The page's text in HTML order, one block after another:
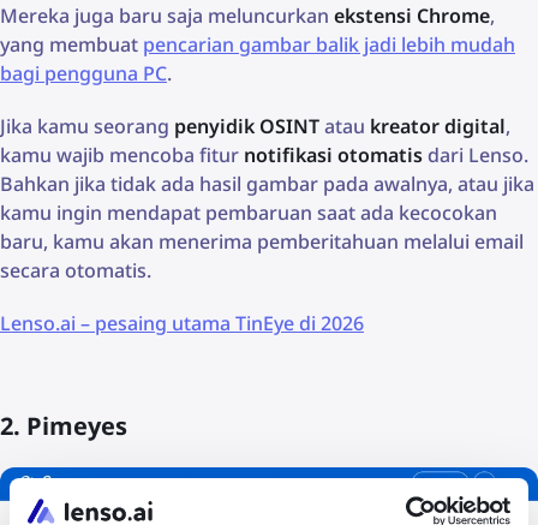
Mereka juga baru saja meluncurkan ekstensi Chrome,
yang membuat pencarian gambar balik jadi lebih mudah
bagi pengguna PC.
Jika kamu seorang penyidik OSINTatau kreator digital,
kamu wajib mencoba fitur notifikasi otomatisdari Lenso.
Bahkan jika tidak ada hasil gambar pada awalnya, atau jika
kamu ingin mendapat pembaruan saat ada kecocokan
baru, kamu akan menerima pemberitahuan melalui email
secara otomatis.
Lenso.ai – pesaing utama TinEye di 2026
2. Pimeyes